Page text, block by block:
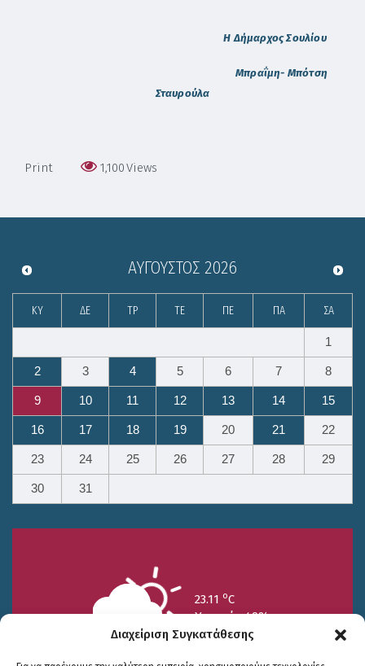
Διαχείριση Συγκατάθεσης
Η Δήμαρχος Σουλίου
Μπραΐμη- Μπότση
Σταυρούλα
Print 1,100Views
ΑΎΓΟΥΣΤΟΣ 2026
ΚΥ ΔΕ ΤΡ ΤΕ ΠΕ ΠΑ ΣΑ
1
2 3 4 5 6 7 8
9 10 11 12 13 14 15
16 17 18 19 20 21 22
23 24 25 26 27 28 29
30 31
23.11 oC
Υγρασία 49%